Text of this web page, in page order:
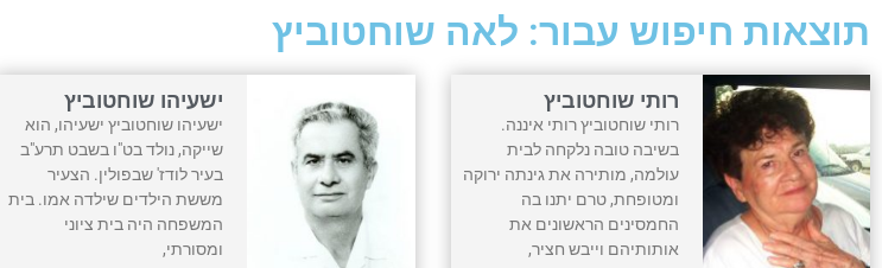
תוצאות חיפוש עבור: לאה שוחטוביץ
רותי שוחטוביץ
רותי שוחטוביץ רותי איננה.
בשיבה טובה נלקחה לבית
עולמה, מותירה את גינתה ירוקה
ומטופחת, טרם יתנו בה
החמסינים הראשונים את
אותותיהם וייבש חציר,
ישעיהו שוחטוביץ
ישעיהו שוחטוביץ ישעיהו, הוא
שייקה, נולד בט"ו בשבט תרע"ב
בעיר לודז' שבפולין. הצעיר
מששת הילדים שילדה אמו. בית
המשפחה היה בית ציוני
ומסורתי,